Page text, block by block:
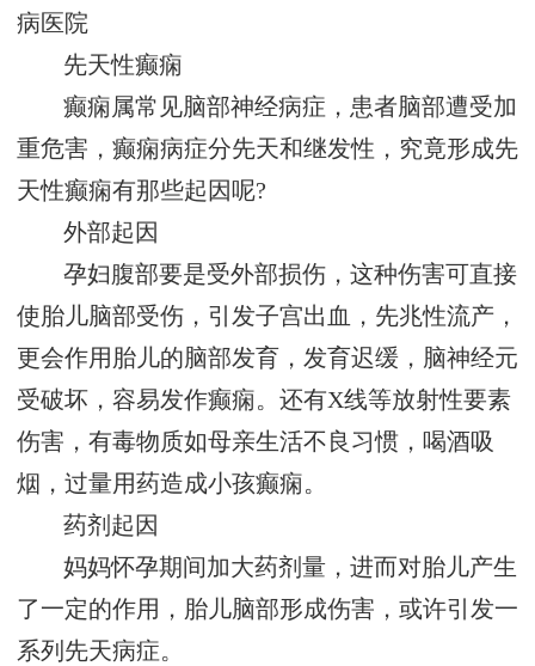
病医院
先天性癫痫
癫痫属常见脑部神经病症，患者脑部遭受加
重危害，癫痫病症分先天和继发性，究竟形成先
天性癫痫有那些起因呢?
外部起因
孕妇腹部要是受外部损伤，这种伤害可直接
使胎儿脑部受伤，引发子宫出血，先兆性流产，
更会作用胎儿的脑部发育，发育迟缓，脑神经元
受破坏，容易发作癫痫。还有X线等放射性要素
伤害，有毒物质如母亲生活不良习惯，喝酒吸
烟，过量用药造成小孩癫痫。
药剂起因
妈妈怀孕期间加大药剂量，进而对胎儿产生
了一定的作用，胎儿脑部形成伤害，或许引发一
系列先天病症。